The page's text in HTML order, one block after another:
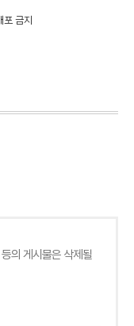
포 금지